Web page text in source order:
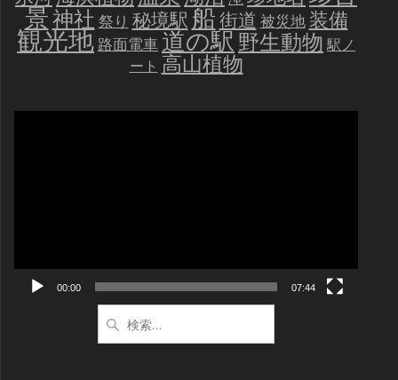
景神社 祭り 秘境駅船街道 被災地 装備
観光地 路面電車道の駅野生動物 駅ノ
ート 高山植物
00:00 07:44
索: